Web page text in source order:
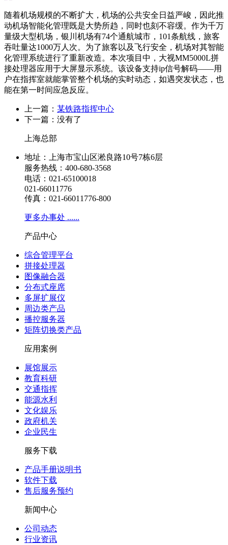
随着机场规模的不断扩大，机场的公共安全日益严峻，因此推
动机场智能化管理既是大势所趋，同时也刻不容缓。作为千万
量级大型机场，银川机场有74个通航城市，101条航线，旅客
吞吐量达1000万人次。为了旅客以及飞行安全，机场对其智能
化管理系统进行了重新改造。本次项目中，大视MM5000L拼
接处理器应用于大屏显示系统。该设备支持ip信号解码——用
户在指挥室就能掌管整个机场的实时动态，如遇突发状态，也
能在第一时间应急反应。
上一篇： 某铁路指挥中心
下一篇：没有了
上海总部
地址：上海市宝山区淞良路10号7栋6层
服务热线：400-680-3568
电话：021-65100018
021-66011776
传真：021-66011776-800
更多办事处 ......
产品中心
综合管理平台
拼接处理器
图像融合器
分布式座席
多屏扩展仪
周边类产品
播控服务器
矩阵切换类产品
应用案例
展馆展示
教育科研
交通指挥
能源水利
文化娱乐
政府机关
企业民生
服务下载
产品手册说明书
软件下载
售后服务预约
新闻中心
公司动态
行业资讯